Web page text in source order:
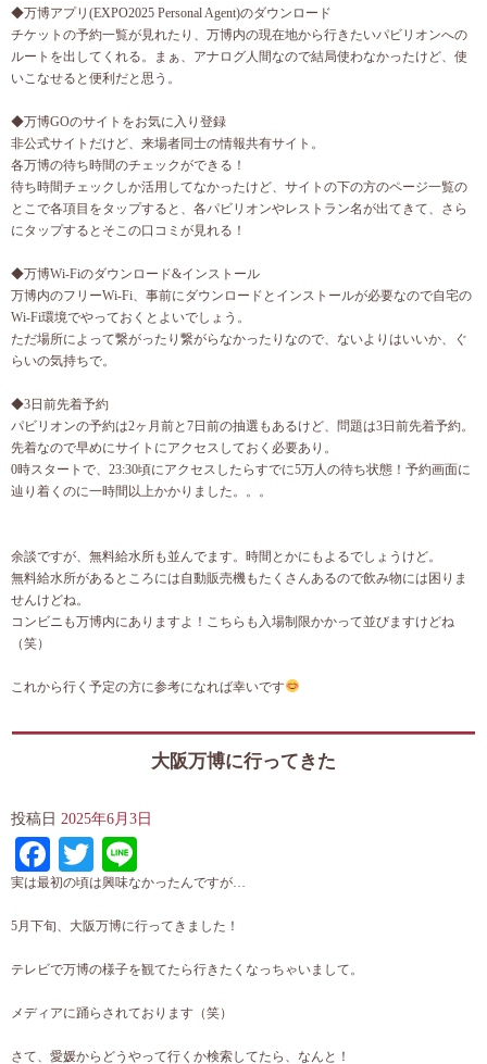
◆万博アプリ(EXPO2025 Personal Agent)のダウンロード
チケットの予約一覧が見れたり、万博内の現在地から行きたいパビリオンへの
ルートを出してくれる。まぁ、アナログ人間なので結局使わなかったけど、使
いこなせると便利だと思う。
◆万博GOのサイトをお気に入り登録
非公式サイトだけど、来場者同士の情報共有サイト。
各万博の待ち時間のチェックができる！
待ち時間チェックしか活用してなかったけど、サイトの下の方のページ一覧の
とこで各項目をタップすると、各パビリオンやレストラン名が出てきて、さら
にタップするとそこの口コミが見れる！
◆万博Wi-Fiのダウンロード&インストール
万博内のフリーWi-Fi、事前にダウンロードとインストールが必要なので自宅の
Wi-Fi環境でやっておくとよいでしょう。
ただ場所によって繋がったり繋がらなかったりなので、ないよりはいいか、ぐ
らいの気持ちで。
◆3日前先着予約
パビリオンの予約は2ヶ月前と7日前の抽選もあるけど、問題は3日前先着予約。
先着なので早めにサイトにアクセスしておく必要あり。
0時スタートで、23:30頃にアクセスしたらすでに5万人の待ち状態！予約画面に
辿り着くのに一時間以上かかりました。。。
余談ですが、無料給水所も並んでます。時間とかにもよるでしょうけど。
無料給水所があるところには自動販売機もたくさんあるので飲み物には困りま
せんけどね。
コンビニも万博内にありますよ！こちらも入場制限かかって並びますけどね
（笑）
これから行く予定の方に参考になれば幸いです
大阪万博に行ってきた
投稿日 2025年6月3日
Facebook
Twitter
実は最初の頃は興味なかったんですが…
5月下旬、大阪万博に行ってきました！
テレビで万博の様子を観てたら行きたくなっちゃいまして。
メディアに踊らされております（笑）
さて、愛媛からどうやって行くか検索してたら、なんと！